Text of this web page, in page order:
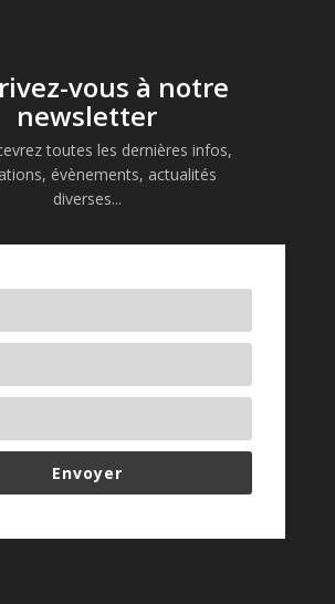
vous à notre
newsletter
toutes les dernières infos,
évènements, actualités
diverses...
Envoyer